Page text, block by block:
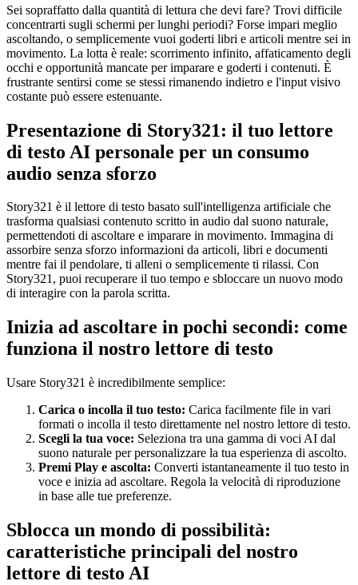
Sei sopraffatto dalla quantità di lettura che devi fare? Trovi difficile
concentrarti sugli schermi per lunghi periodi? Forse impari meglio
ascoltando, o semplicemente vuoi goderti libri e articoli mentre sei in
movimento. La lotta è reale: scorrimento infinito, affaticamento degli
occhi e opportunità mancate per imparare e goderti i contenuti. È
frustrante sentirsi come se stessi rimanendo indietro e l'input visivo
costante può essere estenuante.
Presentazione di Story321: il tuo lettore
di testo AI personale per un consumo
audio senza sforzo
Story321 è il lettore di testo basato sull'intelligenza artificiale che
trasforma qualsiasi contenuto scritto in audio dal suono naturale,
permettendoti di ascoltare e imparare in movimento. Immagina di
assorbire senza sforzo informazioni da articoli, libri e documenti
mentre fai il pendolare, ti alleni o semplicemente ti rilassi. Con
Story321, puoi recuperare il tuo tempo e sbloccare un nuovo modo
di interagire con la parola scritta.
Inizia ad ascoltare in pochi secondi: come
funziona il nostro lettore di testo
Usare Story321 è incredibilmente semplice:
Carica o incolla il tuo testo: Carica facilmente file in vari
formati o incolla il testo direttamente nel nostro lettore di testo.
Scegli la tua voce: Seleziona tra una gamma di voci AI dal
suono naturale per personalizzare la tua esperienza di ascolto.
Premi Play e ascolta: Converti istantaneamente il tuo testo in
voce e inizia ad ascoltare. Regola la velocità di riproduzione
in base alle tue preferenze.
Sblocca un mondo di possibilità:
caratteristiche principali del nostro
lettore di testo AI